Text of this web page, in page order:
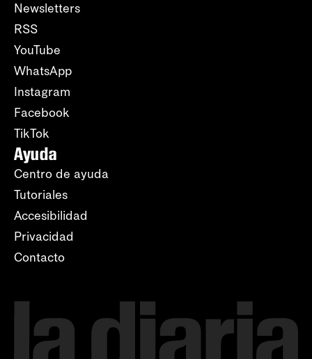
Newsletters
RSS
YouTube
WhatsApp
Instagram
Facebook
TikTok
Ayuda
Centro de ayuda
Tutoriales
Accesibilidad
Privacidad
Contacto